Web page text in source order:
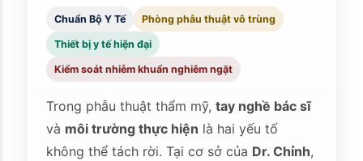
Chuẩn Bộ Y Tế Phòng phẫu thuật vô trùng
Thiết bị y tế hiện đại
Kiểm soát nhiễm khuẩn nghiêm ngặt
Trong phẫu thuật thẩm mỹ,tay nghề bác sĩ
và môi trường thực hiện là hai yếu tố
không thể tách rời. Tại cơ sở của Dr. Chỉnh,